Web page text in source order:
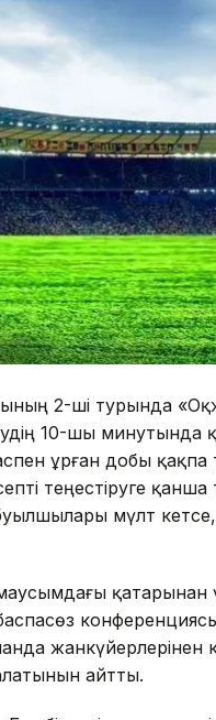
2-ші турында
10-шы минутында
ұрған добы
теңестіруге
мүлт кетсе,
қатарынан
жанкүйерлерінен
айтты.